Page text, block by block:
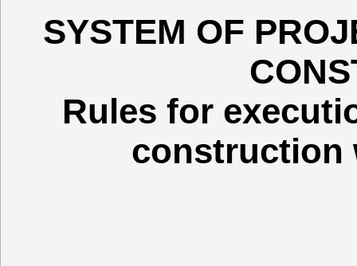
SYSTEM OF
Rules for
construction